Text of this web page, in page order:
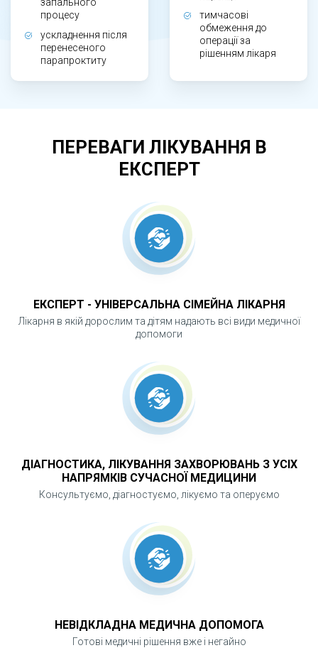
максимальним збереженням функції м’язів.
Після втручання пацієнт отримує
рекомендації щодо догляду за раною та
перебуває під лікарським контролем у період
СВОЄЧАСНО?
підтримує хронічне запалення, підвищує ризик
ускладнень і формування нових свищевих
ходів. Своєчасне хірургічне лікування
дозволяє усунути причину захворювання,
зменшити ризик рецидивів і повернути
комфорт у повсякденне життя.
запального
процесу
ускладнення після
перенесеного
парапроктиту
тимчасові
обмеження до
операції за
рішенням лікаря
ПЕРЕВАГИ ЛІКУВАННЯ В
ЕКСПЕРТ
ЕКСПЕРТ - УНІВЕРСАЛЬНА СІМЕЙНА ЛІКАРНЯ
Лікарня в якій дорослим та дітям надають всі види медичної
допомоги
ДІАГНОСТИКА, ЛІКУВАННЯ ЗАХВОРЮВАНЬ З УСІХ
НАПРЯМКІВ СУЧАСНОЇ МЕДИЦИНИ
Консультуємо, діагностуємо, лікуємо та оперуємо
НЕВІДКЛАДНА МЕДИЧНА ДОПОМОГА
Готові медичні рішення вже і негайно